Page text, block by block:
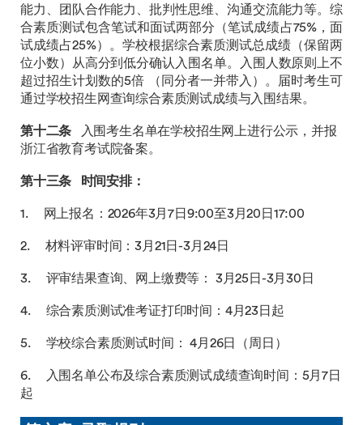
能力、团队合作能力、批判性思维、沟通交流能力等。综
合素质测试包含笔试和面试两部分（笔试成绩占75%，面
试成绩占25%）。学校根据综合素质测试总成绩（保留两
位小数）从高分到低分确认入围名单。入围人数原则上不
超过招生计划数的5倍 （同分者一并带入）。届时考生可
通过学校招生网查询综合素质测试成绩与入围结果。
第十二条
入围考生名单在学校招生网上进行公示，并报
浙江省教育考试院备案。
第十三条 时间安排：
1. 网上报名：2026年3月7日9:00至3月20日17:00
2. 材料评审时间：3月21日-3月24日
3. 评审结果查询、网上缴费等： 3月25日-3月30日
4. 综合素质测试准考证打印时间：4月23日起
5. 学校综合素质测试时间： 4月26日（周日）
6. 入围名单公布及综合素质测试成绩查询时间：5月7日
起